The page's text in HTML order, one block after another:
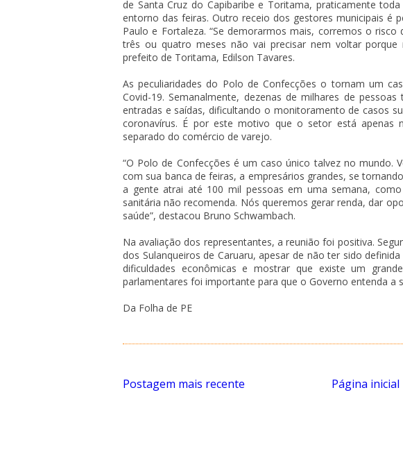
de Santa Cruz do Capibaribe e Toritama, praticamente
entorno das feiras. Outro receio dos gestores municipais é
Paulo e Fortaleza. “Se demorarmos mais, corremos o
três ou quatro meses não vai precisar nem voltar
prefeito de Toritama, Edilson Tavares.
As peculiaridades do Polo de Confecções o tornam um
Covid-19. Semanalmente, dezenas de milhares de
entradas e saídas, dificultando o monitoramento de casos
coronavírus. É por este motivo que o setor está apenas
separado do comércio de varejo.
“O Polo de Confecções é um caso único talvez no mundo.
com sua banca de feiras, a empresários grandes, se
a gente atrai até 100 mil pessoas em uma semana,
sanitária não recomenda. Nós queremos gerar renda, dar
saúde”, destacou Bruno Schwambach.
Na avaliação dos representantes, a reunião foi positiva.
dos Sulanqueiros de Caruaru, apesar de não ter sido
dificuldades econômicas e mostrar que existe um
parlamentares foi importante para que o Governo entenda a
Da Folha de PE
Postagem mais recente Página inicial